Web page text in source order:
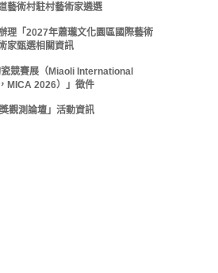
藝術村駐村藝術家遴選
理「2027年蕭瓏文化園區國際藝術
家甄選相關資訊
瓷競賽展（Miaoli International
MICA 2026）」徵件
觀測論壇」活動資訊